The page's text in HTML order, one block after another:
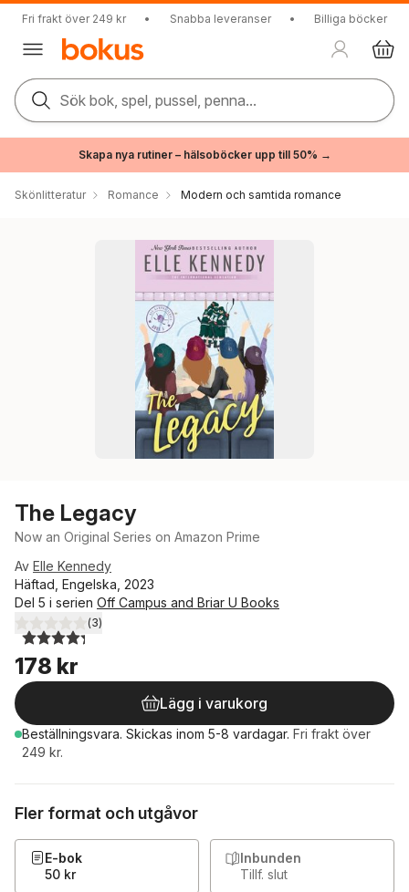
Fri frakt över 249 kr • Snabba leveranser • Billiga böcker
Sök bok, spel, pussel, penna...
Skapa nya rutiner – hälsoböcker upp till 50% →
Skönlitteratur Romance Modern och samtida romance
The Legacy
Now an Original Series on Amazon Prime
Av Elle Kennedy
Häftad, Engelska, 2023
Del 5 i serien Off Campus and Briar U Books
4,3utav 5 stjärnor. Totalt antal röster:
(3)
178 kr
Lägg i varukorg
Beställningsvara. Skickas inom 5-8 vardagar. Fri frakt över
249 kr.
Fler format och utgåvor
E-bok
50 kr
Inbunden
Tillf. slut